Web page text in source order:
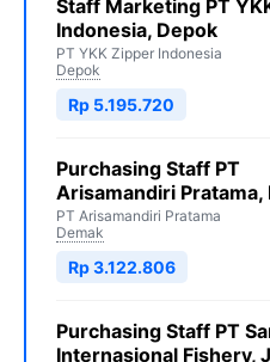
Staff Marketing PT
Indonesia, Depok
PT YKK Zipper Indonesia
Depok
Rp 5.195.720
Purchasing Staff PT
Arisamandiri Pratama,
PT Arisamandiri Pratama
Demak
Rp 3.122.806
Purchasing Staff PT
Internasional Fishery,